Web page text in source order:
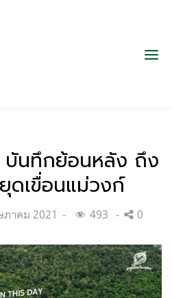
บันทึกย้อนหลัง ถึง
ดเขื่อนแม่วงก์
าคม 2021 493 0